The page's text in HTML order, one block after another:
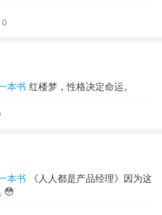
0
本书 红楼梦，性格决定命运。
本书
《人人都是产品经理》因为这
😳